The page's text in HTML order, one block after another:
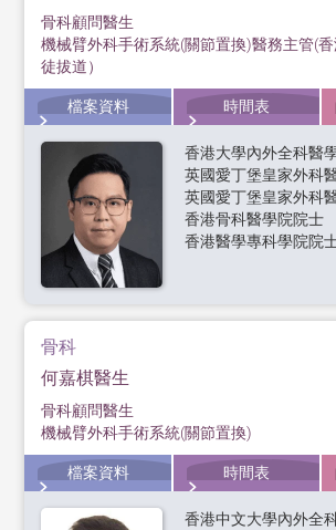
骨科顧問醫生
機械臂外科手術系統(關節置換)醫務主管(
徒拔道）
檔案資料 時間表
香港大學內外全科醫
英國愛丁堡皇家外科
英國愛丁堡皇家外科
香港骨科醫學院院士
香港醫學專科學院院
骨科
何嘉棋醫生
骨科顧問醫生
機械臂外科手術系統(關節置換)
檔案資料 時間表
香港中文大學內外全